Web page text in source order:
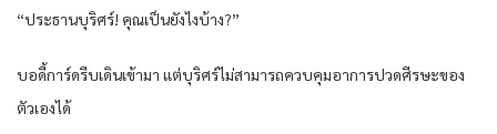
“ประธานบุริศร์! คุณเป็นยังไงบ้าง?”
บอดี้การ์ดรีบเดินเข้ามา แต่บุริศร์ไม่สามารถควบคุมอาการปวดศีรษะของ
ตัวเองได้